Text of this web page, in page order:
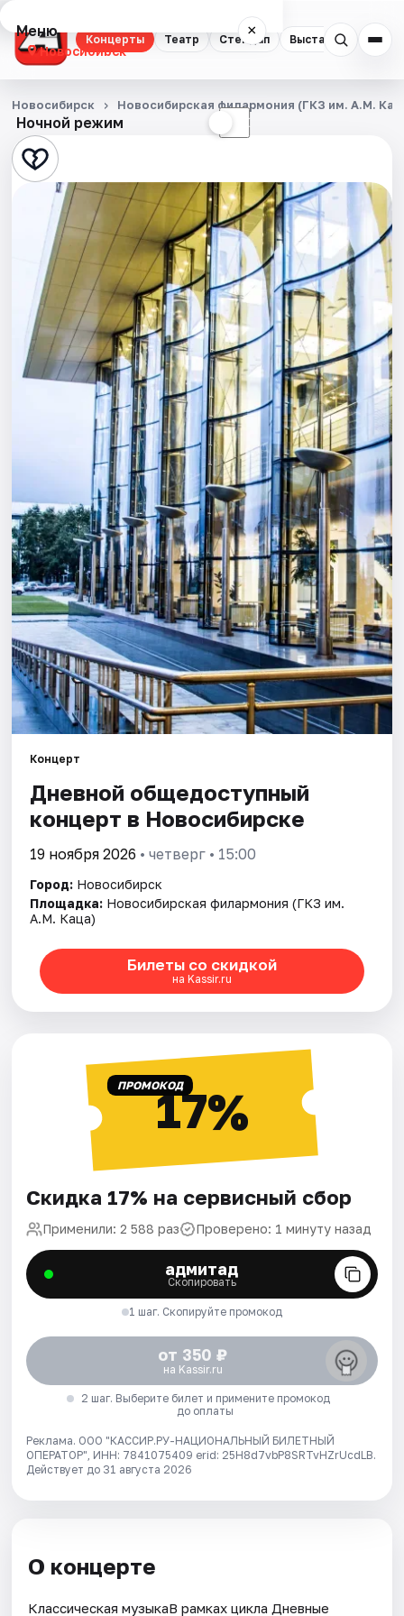
Концерты Театр Стендап Выставки
Меню ×
Новосибирск
Концерты
Театр
Стендап
Выставки
Квесты
Экскурсии
Спорт
События
Площадки
Артисты
Рейтинги
Ночной режим ☾
Новосибирск Новосибирская филармония (ГКЗ им. А.М.
Концерт
Дневной общедоступный
концерт в Новосибирске
19 ноября 2026 • четверг • 15:00
Город: Новосибирск
Площадка: Новосибирская филармония (ГКЗ им.
А.М. Каца)
Билеты со скидкой
на Kassir.ru
ПРОМОКОД17%
Скидка 17% на сервисный сбор
Применили: 2 588 раз Проверено: 1 минуту назад
адмитад
Скопировать
1 шаг. Скопируйте промокод
от 350 ₽
на Kassir.ru
2 шаг. Выберите билет и примените промокод
до оплаты
Реклама. ООО "КАССИР.РУ-НАЦИОНАЛЬНЫЙ БИЛЕТНЫЙ
ОПЕРАТОР", ИНН: 7841075409 erid: 25H8d7vbP8SRTvHZrUcdLB.
Действует до 31 августа 2026
О концерте
Классическая музыкаВ рамках цикла Дневные